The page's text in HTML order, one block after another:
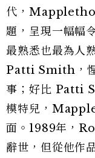
代，
題，呈現一幅幅
最熟悉也最為人
Patti Smith，惺
事；好比 Patti
模特兒，
面。1989年，
辭世，但從他作